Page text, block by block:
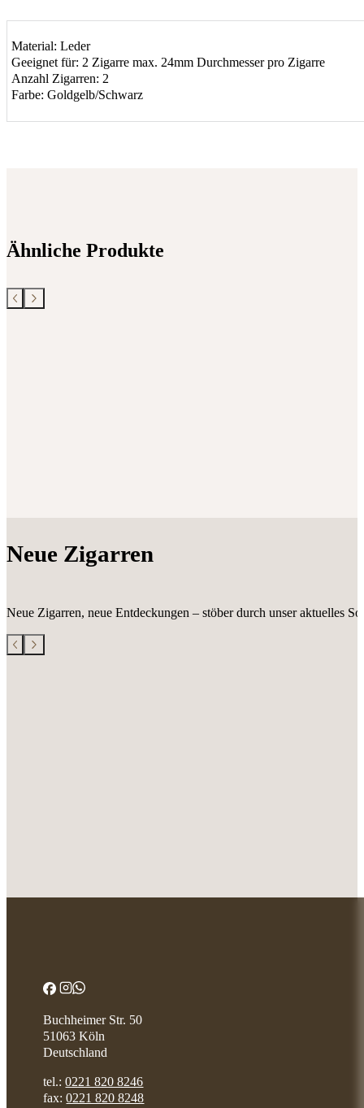
Material: Leder
Geeignet für: 2 Zigarre max. 24mm Durchmesser pro Zigarre
Anzahl Zigarren: 2
Farbe: Goldgelb/Schwarz
Ähnliche Produkte
Neue Zigarren
Neue Zigarren, neue Entdeckungen – stöber durch unser aktuelles
Buchheimer Str. 50
51063 Köln
Deutschland
tel.:0221 820 8246
fax:0221 820 8248